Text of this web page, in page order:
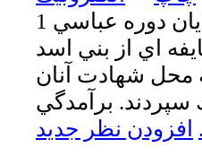
دوره عباسي
اي از بني اسد
محل شهادت آنان
افزودن نظر جدید